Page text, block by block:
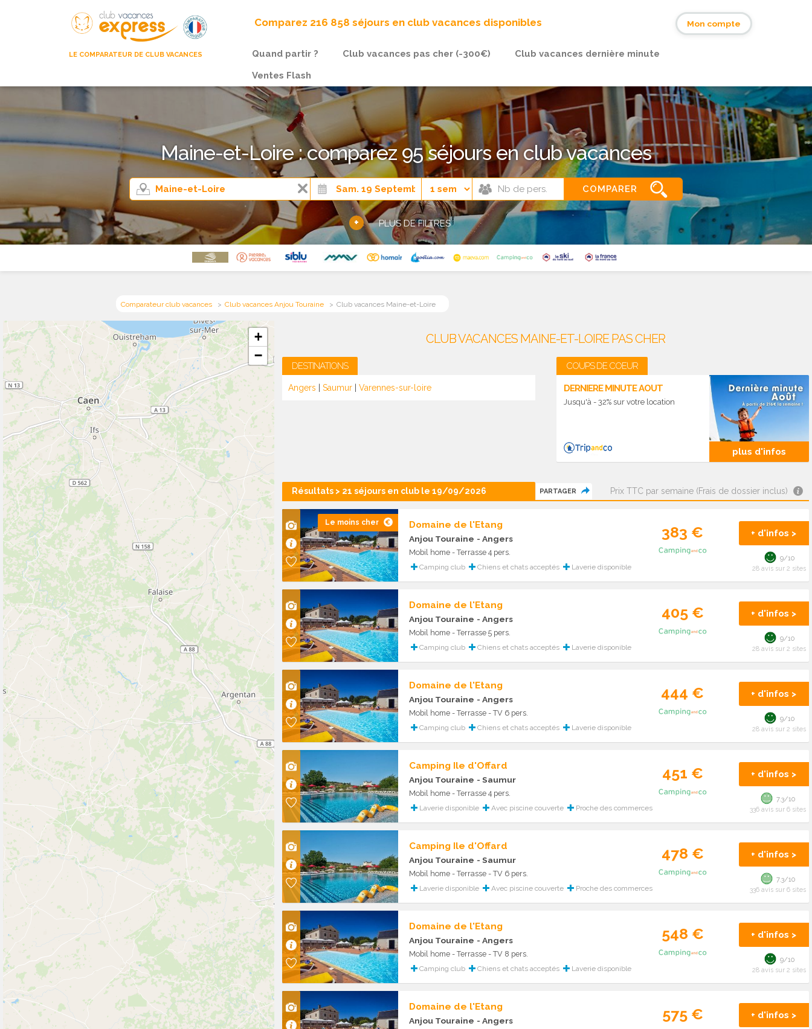
LE COMPARATEUR DE CLUB VACANCES
Comparez 216 858 séjours en club vacances disponibles Mon compte
Quand partir ? Club vacances pas cher (-300€)
Club vacances dernière minute
Ventes Flash
Maine-et-Loire : comparez 95 séjours en club vacances
COMPARER
+ PLUS DE FILTRES
Comparateur club vacances Club vacances Anjou Touraine Club vacances Maine-et-Loire
+
−
CLUB VACANCES MAINE-ET-LOIRE PAS CHER
DESTINATIONS
Angers |Saumur |Varennes-sur-loire
COUPS DE COEUR
DERNIERE MINUTE AOUT
Jusqu'à - 32% sur votre location
plus d'infos
Résultats > 21 séjours en club le 19/09/2026 PARTAGER Prix TTC par semaine (Frais de dossier inclus)
Le moins cher Domaine de l'Etang
Anjou Touraine - Angers
Mobil home - Terrasse 4 pers.
Camping club Chiens et chats acceptés Laverie disponible
383 € + d'infos >
9/10
28 avis sur 2 sites
Domaine de l'Etang
Anjou Touraine - Angers
Mobil home - Terrasse 5 pers.
Camping club Chiens et chats acceptés Laverie disponible
405 € + d'infos >
9/10
28 avis sur 2 sites
Domaine de l'Etang
Anjou Touraine - Angers
Mobil home - Terrasse - TV 6 pers.
Camping club Chiens et chats acceptés Laverie disponible
444 € + d'infos >
9/10
28 avis sur 2 sites
Camping Ile d'Offard
Anjou Touraine - Saumur
Mobil home - Terrasse 4 pers.
Laverie disponible Avec piscine couverte Proche des commerces
451 € + d'infos >
7.3/10
336 avis sur 6 sites
Camping Ile d'Offard
Anjou Touraine - Saumur
Mobil home - Terrasse - TV 6 pers.
Laverie disponible Avec piscine couverte Proche des commerces
478 € + d'infos >
7.3/10
336 avis sur 6 sites
Domaine de l'Etang
Anjou Touraine - Angers
Mobil home - Terrasse - TV 8 pers.
Camping club Chiens et chats acceptés Laverie disponible
548 € + d'infos >
9/10
28 avis sur 2 sites
Domaine de l'Etang
Anjou Touraine - Angers 575 € + d'infos >